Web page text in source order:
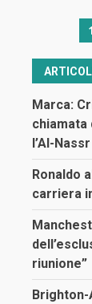
Marca:
chiamata
l’Al-Nassr
Ronaldo
carriera
riunione”